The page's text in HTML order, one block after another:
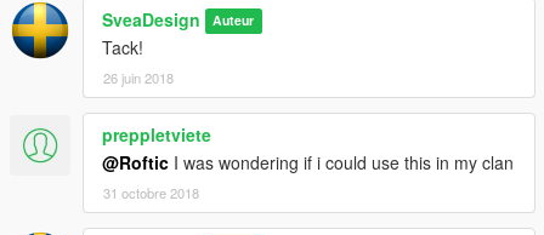
SveaDesign Auteur
Tack!
26 juin 2018
preppletviete
@Roftic I was wondering if i could use this in my clan
31 octobre 2018